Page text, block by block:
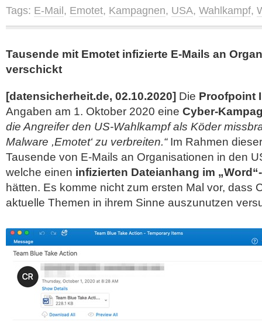
Tags: E-Mail , Emotet, Kampagnen, USA, Wahlkampf,
Tausende mit Emotet infizierte E-Mails an
verschickt
[datensicherheit.de, 02.10.2020] Die Proofpoint
Angaben am 1. Oktober 2020 eine Cyber-
die Angreifer den US-Wahlkampf als Köder
Malware ,Emotet‘ zu verbreiten.“Im Rahmen
Tausende von E-Mails an Organisationen in den
welche einen infizierten Dateianhang im
hätten. Es komme nicht zum ersten Mal vor, dass
aktuelle Themen in ihrem Sinne auszunutzen